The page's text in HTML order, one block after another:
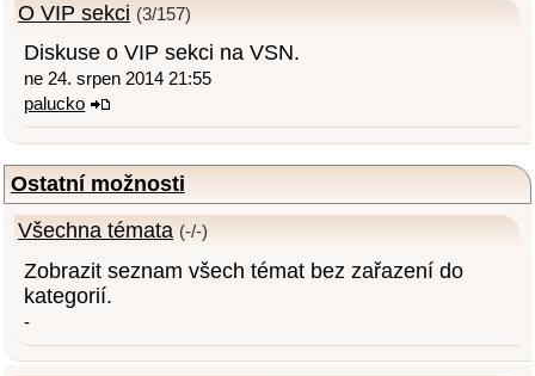
O VIP sekci (3/157)
Diskuse o VIP sekci na VSN.
ne 24. srpen 2014 21:55
palucko
Ostatní možnosti
Všechna témata (-/-)
Zobrazit seznam všech témat bez zařazení do
kategorií.
-